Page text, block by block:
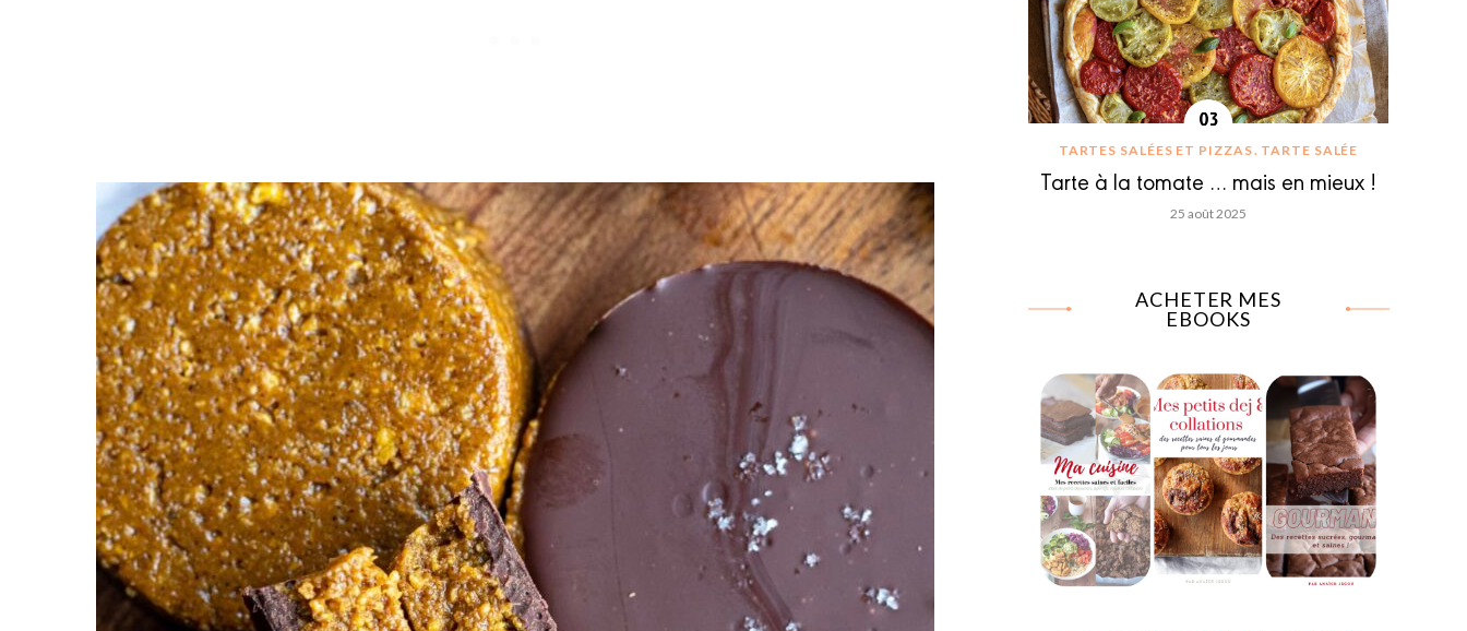
TARTES SALÉES ET PIZZAS TARTE SALÉE
Tarte à la tomate … mais en mieux !
25 août 2025
ACHETER MES
EBOOKS